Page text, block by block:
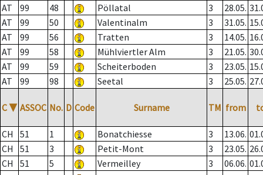
AT
99 48 Pöllatal 3 28.05.
AT
99 50 Valentinalm 3 31.05.
AT
99 56 Tratten 3 14.05.
AT
99 58 Mühlviertler Alm 3 21.05.
AT
99 59 Scheiterboden 3 23.05.
AT
99 98 Seetal 3 25.05.
C ▼ ASSOC No. D Code Surname TM from
CH 51 1 Bonatchiesse 3 13.06.
CH
51 3 Petit-Mont 3 23.05.
CH
51 5 Vermeilley 3 06.06.